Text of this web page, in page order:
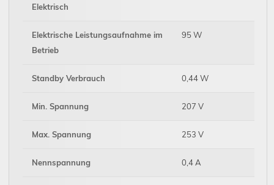
Elektrisch
Elektrische Leistungsaufnahme im
Betrieb
95 W
Standby Verbrauch 0,44 W
Min. Spannung 207 V
Max. Spannung 253 V
Nennspannung 0,4 A